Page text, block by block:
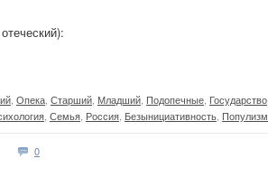
Опека Старший Младший Подопечные Государство
Семья Россия Безынициативность Популизм
0